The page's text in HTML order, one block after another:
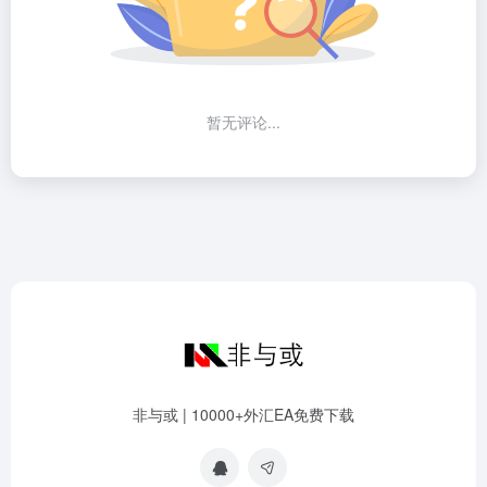
暂无评论...
非与或 | 10000+外汇EA免费下载